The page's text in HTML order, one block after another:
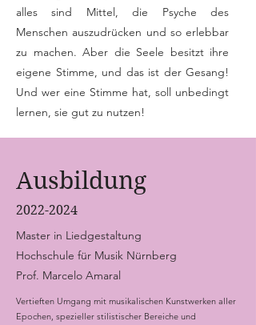
alles sind Mittel, die Psyche des
Menschen auszudrücken und so erlebbar
zu machen. Aber die Seele besitzt ihre
eigene Stimme, und das ist der Gesang!
Und wer eine Stimme hat, soll unbedingt
lernen, sie gut zu nutzen!
Ausbildung
2022-2024
Master in Liedgestaltung
Hochschule für Musik Nürnberg
Prof. Marcelo Amaral
Vertieften Umgang mit musikalischen Kunstwerken aller
Epochen, spezieller stilistischer Bereiche und